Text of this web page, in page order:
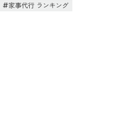
家事代行 ランキング